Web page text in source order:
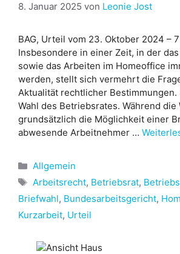
8. Januar 2025 von Leonie Jost
BAG, Urteil vom 23. Oktober 2024 –
Insbesondere in einer Zeit, in der
sowie das Arbeiten im Homeoffice
werden, stellt sich vermehrt die
Aktualität rechtlicher Bestimmungen.
Wahl des Betriebsrates. Während die
grundsätzlich die Möglichkeit einer
abwesende Arbeitnehmer …
Kategorien
Allgemein
Schlagwörter
Arbeitsrecht, Betriebsrat,
Briefwahl, Bundesarbeitsgericht,
Kurzarbeit, Urteil